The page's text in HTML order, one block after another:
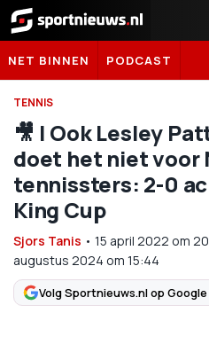
Sportnieuws.nl
NET BINNEN PODCAST
TENNIS
🎥 | Ook Lesley
doet het niet voor
tennissters: 2-0
King Cup
Sjors Tanis • 15 april 2022 om
augustus 2024 om 15:44
Volg Sportnieuws.nl op